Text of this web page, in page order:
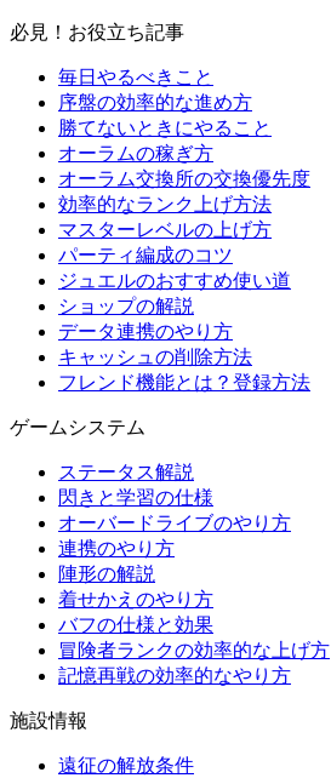
必見！お役立ち記事
毎日やるべきこと
序盤の効率的な進め方
勝てないときにやること
オーラムの稼ぎ方
オーラム交換所の交換優先度
効率的なランク上げ方法
マスターレベルの上げ方
パーティ編成のコツ
ジュエルのおすすめ使い道
ショップの解説
データ連携のやり方
キャッシュの削除方法
フレンド機能とは？登録方法
ゲームシステム
ステータス解説
閃きと学習の仕様
オーバードライブのやり方
連携のやり方
陣形の解説
着せかえのやり方
バフの仕様と効果
冒険者ランクの効率的な上げ方
記憶再戦の効率的なやり方
施設情報
遠征の解放条件